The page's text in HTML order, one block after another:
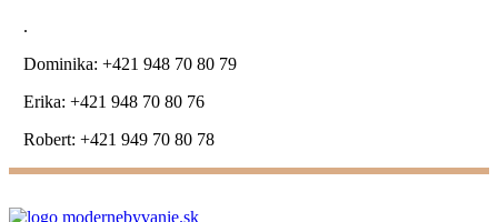
.
Dominika: +421 948 70 80 79
Erika: +421 948 70 80 76
Robert: +421 949 70 80 78